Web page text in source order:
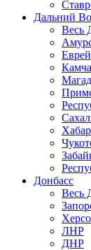
Дальний
Весь
Донбасс
Весь
ЛНР
ДНР